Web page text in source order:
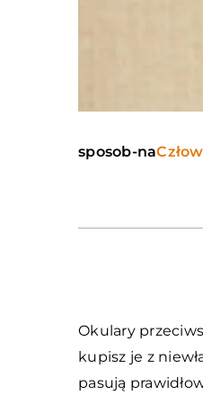
sposob-na
Okulary
kupisz je z
pasują